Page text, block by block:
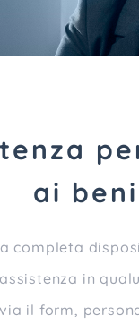
ai beni
completa
in
il form,